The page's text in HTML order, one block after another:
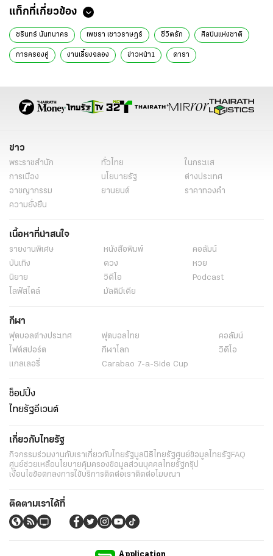
แท็กที่เกี่ยวข้อง
ชรินทร์ นันทนาคร เพชรา เชาวราษฎร์ ชีวิตรัก ศิลปินแห่งชาติ
การครองคู่ งานเลี้ยงฉลอง ข่าวหน้า1 ดารา
ข่าว
พระราชสำนัก ทั่วไทย
ในกระแส
การเมือง
นโยบายรัฐ
ต่างประเทศ
อาชญากรรม
ยานยนต์
ราคาทองคำ
ความยั่งยืน
เนื้อหาที่น่าสนใจ
รายงานพิเศษ หนังสือพิมพ์
คอลัมน์
บันเทิง
ดวง
หวย
นิยาย
วิดีโอ
Podcast
ไลฟ์สไตล์
มัลติมีเดีย
กีฬา
ฟุตบอลต่่างประเทศ ฟุตบอลไทย
คอลัมน์
ไฟต์สปอร์ต
กีฬาโลก
วิดีโอ
แกลเลอรี่
Carabao 7-a-Side Cup
ช็อปปิ้ง
ไทยรัฐอีเวนต์
เกี่ยวกับไทยรัฐ
กิจกรรมร่วมงานกับเราเกี่ยวกับไทยรัฐมูลนิธิไทยรัฐศูนย์ข้อมูลไทยรัฐFAQ
ศูนย์ช่วยเหลือนโยบายคุ้มครองข้อมูลส่วนบุคคลไทยรัฐกรุ๊ป
เงื่อนไขข้อตกลงการใช้บริการติดต่อเราติดต่อโฆษณา
ติดตามเราได้ที่